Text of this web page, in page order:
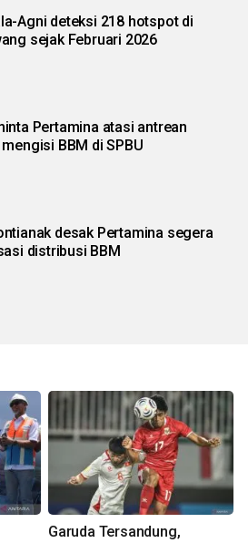
Agni deteksi 218 hotspot di
sejak Februari 2026
Pertamina atasi antrean
BBM di SPBU
desak Pertamina segera
distribusi BBM
Garuda Tersandung,